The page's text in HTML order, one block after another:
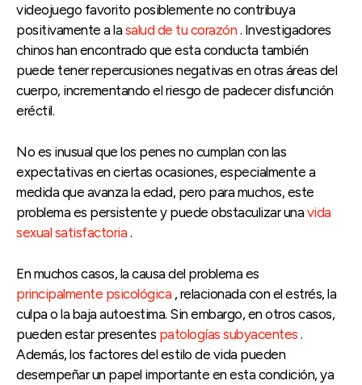
videojuego favorito posiblemente no contribuya
positivamente a lasalud de tu corazón . Investigadores
chinos han encontrado que esta conducta también
puede tener repercusiones negativas en otras áreas del
cuerpo, incrementando el riesgo de padecer disfunción
eréctil.
No es inusual que los penes no cumplan con las
expectativas en ciertas ocasiones, especialmente a
medida que avanza la edad, pero para muchos, este
problema es persistente y puede obstaculizar unavida
sexual satisfactoria .
En muchos casos, la causa del problema es
principalmente psicológica , relacionada con el estrés, la
culpa o la baja autoestima. Sin embargo, en otros casos,
pueden estar presentes patologías subyacentes .
Además, los factores del estilo de vida pueden
desempeñar un papel importante en esta condición, ya